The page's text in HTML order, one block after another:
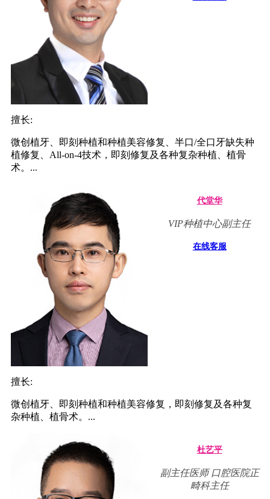
擅长:
微创植牙、即刻种植和种植美容修复、半口/全口牙缺失种
植修复、All-on-4技术，即刻修复及各种复杂种植、植骨
术。...
代堂华
VIP种植中心副主任
在线客服
擅长:
微创植牙、即刻种植和种植美容修复，即刻修复及各种复
杂种植、植骨术。...
杜艺平
副主任医师 口腔医院正
畸科主任